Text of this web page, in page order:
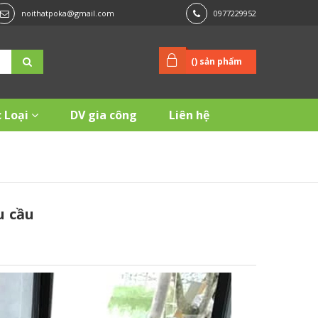
noithatpoka@gmail.com 0977229952
() sản phẩm
Loại DV gia công Liên hệ
cầu